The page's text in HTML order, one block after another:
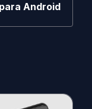
Android